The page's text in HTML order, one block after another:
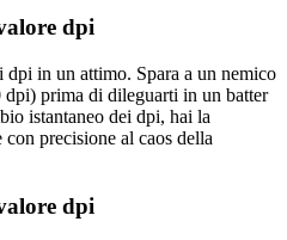
dpi
dpi in un attimo. Spara a un nemico
dpi) prima di dileguarti in un batter
istantaneo dei dpi, hai la
precisione al caos della
dpi